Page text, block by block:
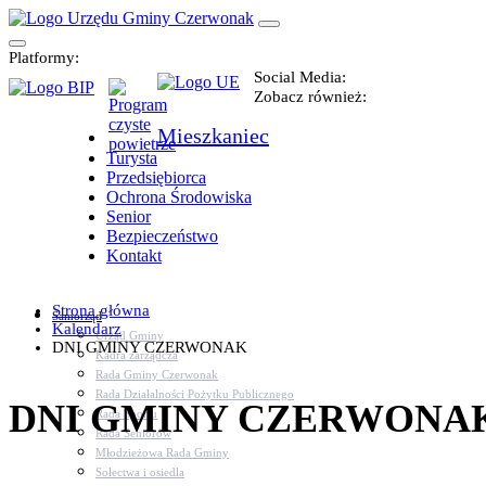
Platformy:
Social Media:
Zobacz również:
Mieszkaniec
Turysta
Przedsiębiorca
Ochrona Środowiska
Senior
Bezpieczeństwo
Kontakt
Samorząd
Urząd Gminy
Kadra zarządcza
Rada Gminy Czerwonak
Rada Działalności Pożytku Publicznego
Rada Sportu
Rada Seniorów
Młodzieżowa Rada Gminy
Sołectwa i osiedla
Strona główna
Kalendarz
DNI GMINY CZERWONAK
DNI GMINY